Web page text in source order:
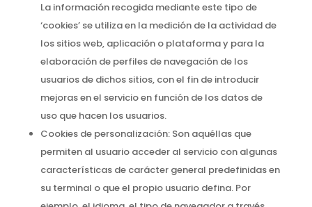
La información recogida mediante este tipo de
‘cookies’ se utiliza en la medición de la actividad de
los sitios web, aplicación o plataforma y para la
elaboración de perfiles de navegación de los
usuarios de dichos sitios, con el fin de introducir
mejoras en el servicio en función de los datos de
uso que hacen los usuarios.
Cookies de personalización: Son aquéllas que
permiten al usuario acceder al servicio con algunas
características de carácter general predefinidas en
su terminal o que el propio usuario defina. Por